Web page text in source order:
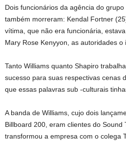
Dois funcionários da agência do
também morreram: Kendal Fortner
vítima, que não era funcionária,
Mary Rose Kenyyon, as autoridades o
Tanto Williams quanto Shapiro
sucesso para suas respectivas cenas
que essas palavras sub -culturais
A banda de Williams, cujo dois
Billboard 200, eram clientes do Sound
transformou a empresa com o colega